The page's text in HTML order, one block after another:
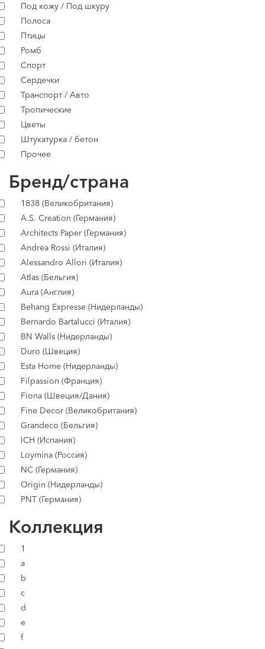
Под кожу / Под шкуру
Полоса
Птицы
Ромб
Спорт
Сердечки
Транспорт / Авто
Тропические
Цветы
Штукатурка / бетон
Прочее
Бренд/страна
1838 (Великобритания)
A.S. Creation (Германия)
Architects Paper (Германия)
Andrea Rossi (Италия)
Alessandro Allori (Италия)
Atlas (Бельгия)
Aura (Англия)
Behang Expresse (Нидерланды)
Bernardo Bartalucci (Италия)
BN Walls (Нидерланды)
Duro (Швеция)
Esta Home (Нидерланды)
Filpassion (Франция)
Fiona (Швеция/Дания)
Fine Decor (Великобритания)
Grandeco (Бельгия)
ICH (Испания)
Loymina (Россия)
NC (Германия)
Origin (Нидерланды)
PNT (Германия)
Коллекция
1
a
b
c
d
e
f